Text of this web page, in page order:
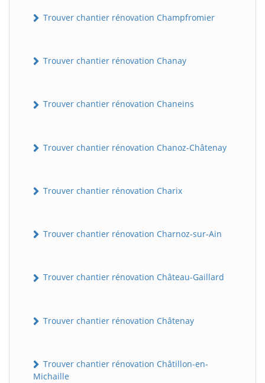
Trouver chantier rénovation Champfromier
Trouver chantier rénovation Chanay
Trouver chantier rénovation Chaneins
Trouver chantier rénovation Chanoz-Châtenay
Trouver chantier rénovation Charix
Trouver chantier rénovation Charnoz-sur-Ain
Trouver chantier rénovation Château-Gaillard
Trouver chantier rénovation Châtenay
Trouver chantier rénovation Châtillon-en-
Michaille